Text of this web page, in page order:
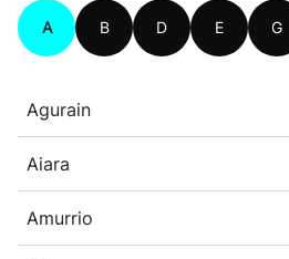
A B D E G
Agurain
Aiara
Amurrio